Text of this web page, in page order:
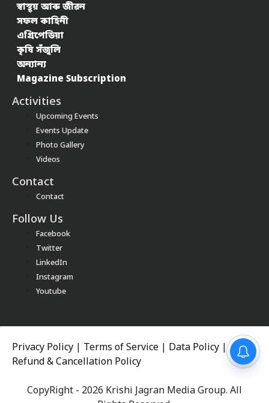
স্বাস্থ্য় আৰু জীৱন
সফল কাহিনী
এগ্ৰিপেডিয়া
কৃষি সঁজুলি
অন্যান্য
Magazine Subscription
Activities
Upcoming Events
Events Update
Photo Gallery
Videos
Contact
Contact
Follow Us
Facebook
Twitter
LinkedIn
Instagram
Youtube
Privacy Policy Terms of Service Data Policy |
Refund & Cancellation Policy
CopyRight - 2026 Krishi Jagran Media Group. All